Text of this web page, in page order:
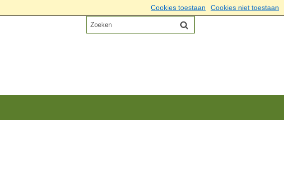
Cookies toestaan Cookies niet toestaan